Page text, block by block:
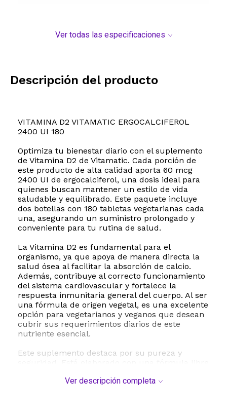
Ver todas las especificaciones
Descripción del producto
VITAMINA D2 VITAMATIC ERGOCALCIFEROL
2400 UI 180
Optimiza tu bienestar diario con el suplemento
de Vitamina D2 de Vitamatic. Cada porción de
este producto de alta calidad aporta 60 mcg
2400 UI de ergocalciferol, una dosis ideal para
quienes buscan mantener un estilo de vida
saludable y equilibrado. Este paquete incluye
dos botellas con 180 tabletas vegetarianas cada
una, asegurando un suministro prolongado y
conveniente para tu rutina de salud.
La Vitamina D2 es fundamental para el
organismo, ya que apoya de manera directa la
salud ósea al facilitar la absorción de calcio.
Además, contribuye al correcto funcionamiento
del sistema cardiovascular y fortalece la
respuesta inmunitaria general del cuerpo. Al ser
una fórmula de origen vegetal, es una excelente
opción para vegetarianos y veganos que desean
cubrir sus requerimientos diarios de este
nutriente esencial.
Este suplemento destaca por su pureza y
OMG y es completamente libre de gluten.
Ver descripción completa